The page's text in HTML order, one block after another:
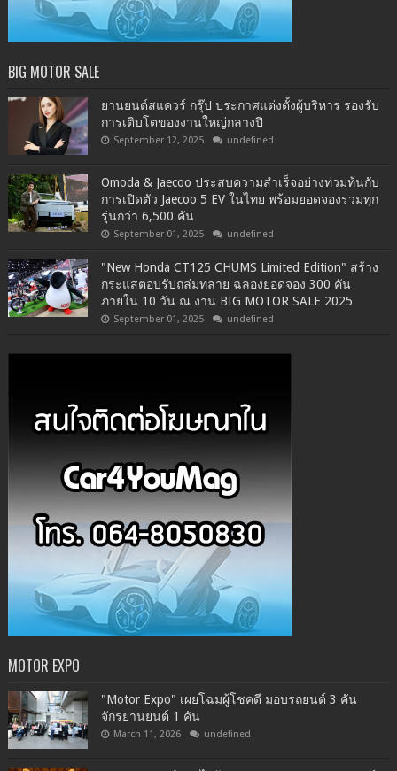
BIG MOTOR SALE
ยานยนต์สแควร์ กรุ๊ป ประกาศแต่งตั้งผู้บริหาร รองรับ
การเติบโตของงานใหญ่กลางปี
September 12, 2025 undefined
Omoda & Jaecoo ประสบความสำเร็จอย่างท่วมท้นกับ
การเปิดตัว Jaecoo 5 EV ในไทย พร้อมยอดจองรวมทุก
รุ่นกว่า 6,500 คัน
September 01, 2025 undefined
"New Honda CT125 CHUMS Limited Edition" สร้าง
กระแสตอบรับถล่มทลาย ฉลองยอดจอง 300 คัน
ภายใน 10 วัน ณ งาน BIG MOTOR SALE 2025
September 01, 2025 undefined
MOTOR EXPO
"Motor Expo" เผยโฉมผู้โชคดี มอบรถยนต์ 3 คัน
จักรยานยนต์ 1 คัน
March 11, 2026 undefined